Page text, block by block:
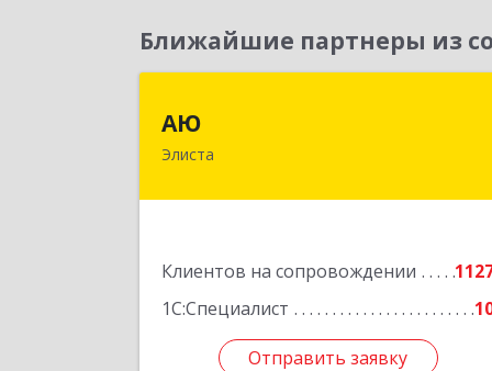
Ближайшие партнеры из
АЮ
Элиста
Клиентов на сопровождении
1С:Специалист
Отправить заявку
358009, Калмыкия Респ, Элиста г,
Отправить заявку